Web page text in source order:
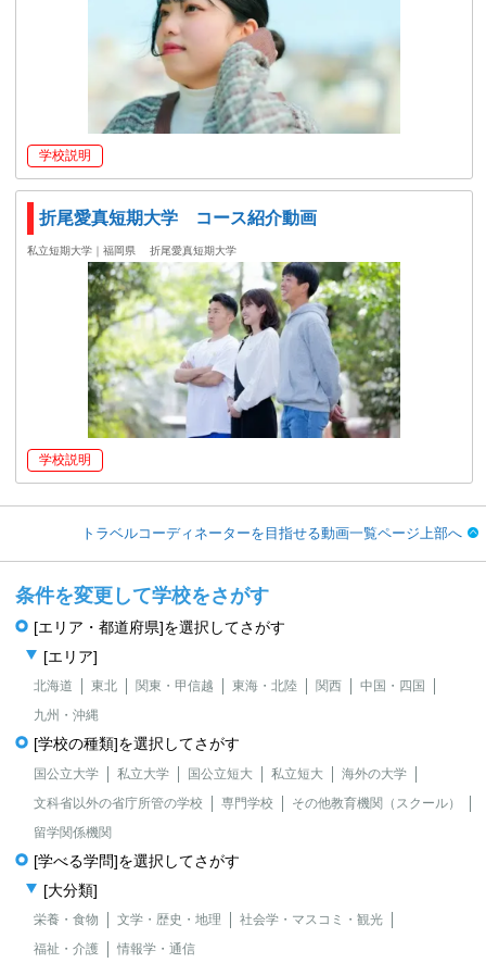
学校説明
折尾愛真短期大学 コース紹介動画
私立短期大学｜福岡県 折尾愛真短期大学
学校説明
トラベルコーディネーターを目指せる動画一覧ページ上部へ
条件を変更して学校をさがす
[エリア・都道府県]を選択してさがす
[エリア]
北海道 東北 関東・甲信越 東海・北陸 関西
中国・四国
九州・沖縄
[学校の種類]を選択してさがす
国公立大学 私立大学 国公立短大 私立短大
海外の大学
文科省以外の省庁所管の学校
専門学校
その他教育機関（スクール）
留学関係機関
[学べる学問]を選択してさがす
[大分類]
栄養・食物 文学・歴史・地理
社会学・マスコミ・観光
福祉・介護
情報学・通信